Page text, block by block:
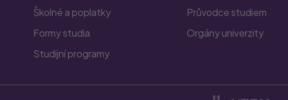
Školné a poplatky
Formy studia
Studijní programy
Průvodce studiem
Orgány univerzity